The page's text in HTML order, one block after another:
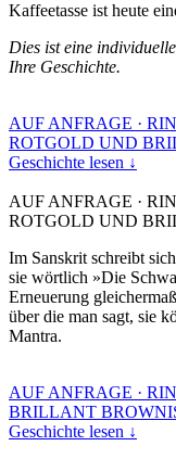
Kaffeetasse ist heute
Dies ist eine
Ihre Geschichte.
AUF ANFRAGE ·
ROTGOLD UND
Geschichte lesen ↓
AUF ANFRAGE ·
ROTGOLD UND
Im Sanskrit schreibt
sie wörtlich »Die
Erneuerung
über die man sagt, sie
Mantra.
AUF ANFRAGE ·
BRILLANT
Geschichte lesen ↓